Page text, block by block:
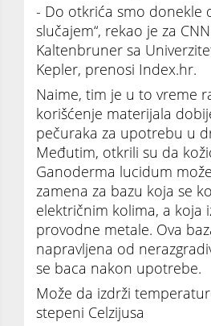
- Do otkrića smo donekle
slučajem“, rekao je za
Kaltenbruner sa
Kepler, prenosi Index.hr.
Naime, tim je u to vreme
korišćenje materijala
pečuraka za upotrebu u
Međutim, otkrili su da
Ganoderma lucidum
zamena za bazu koja se
električnim kolima, a koja
provodne metale. Ova
napravljena od
se baca nakon upotrebe.
Može da izdrži
stepeni Celzijusa